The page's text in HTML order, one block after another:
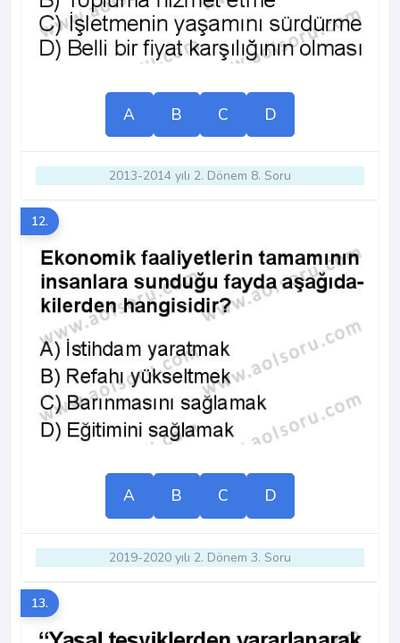
A B C D
2013-2014 yılı 2. Dönem 8. Soru
12.
A B C D
2019-2020 yılı 2. Dönem 3. Soru
13.